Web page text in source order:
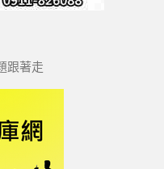
跟著走